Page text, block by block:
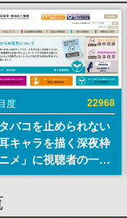
度 22968
タバコを止められない
キャラを描く深夜枠
メ」に視聴者の一部
批判意見。違法薬物
用と思しき描写も含
、BPOが議論を交わ